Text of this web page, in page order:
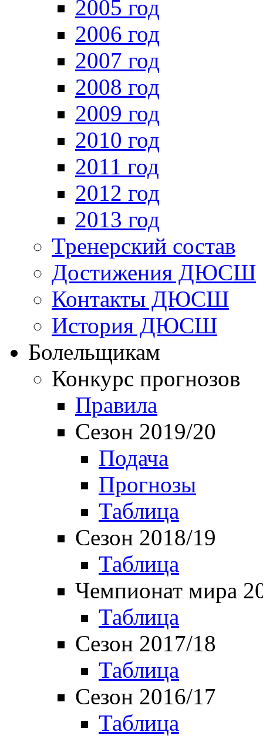
2005 год
2006 год
2007 год
2008 год
2009 год
2010 год
2011 год
2012 год
2013 год
Тренерский состав
Достижения ДЮСШ
Контакты ДЮСШ
История ДЮСШ
Болельщикам
Конкурс прогнозов
Правила
Сезон 2019/20
Подача
Прогнозы
Таблица
Сезон 2018/19
Таблица
Чемпионат мира
Таблица
Сезон 2017/18
Таблица
Сезон 2016/17
Таблица